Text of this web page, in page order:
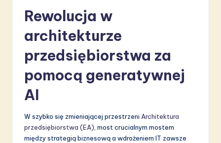
in
A
Rewolucja w
architekturze
przedsiębiorstwa za
pomocą generatywnej
AI
W szybko się zmieniającej przestrzeni Architektura
przedsiębiorstwa (EA) , most crucialnym mostem
między strategią biznesową a wdrożeniem IT zawsze